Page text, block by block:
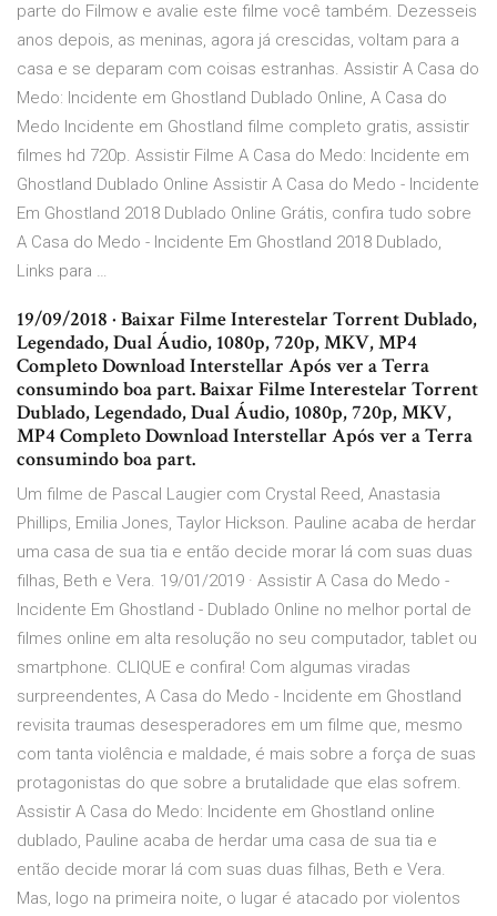
parte do Filmow e avalie este filme você também. Dezesseis
anos depois, as meninas, agora já crescidas, voltam para a
casa e se deparam com coisas estranhas. Assistir A Casa do
Medo: Incidente em Ghostland Dublado Online, A Casa do
Medo Incidente em Ghostland filme completo gratis, assistir
filmes hd 720p. Assistir Filme A Casa do Medo: Incidente em
Ghostland Dublado Online Assistir A Casa do Medo - Incidente
Em Ghostland 2018 Dublado Online Grátis, confira tudo sobre
A Casa do Medo - Incidente Em Ghostland 2018 Dublado,
Links para …
19/09/2018 · Baixar Filme Interestelar Torrent Dublado,
Legendado, Dual Áudio, 1080p, 720p, MKV, MP4
Completo Download Interstellar Após ver a Terra
consumindo boa part. Baixar Filme Interestelar Torrent
Dublado, Legendado, Dual Áudio, 1080p, 720p, MKV,
MP4 Completo Download Interstellar Após ver a Terra
consumindo boa part.
Um filme de Pascal Laugier com Crystal Reed, Anastasia
Phillips, Emilia Jones, Taylor Hickson. Pauline acaba de herdar
uma casa de sua tia e então decide morar lá com suas duas
filhas, Beth e Vera. 19/01/2019 · Assistir A Casa do Medo -
Incidente Em Ghostland - Dublado Online no melhor portal de
filmes online em alta resolução no seu computador, tablet ou
smartphone. CLIQUE e confira! Com algumas viradas
surpreendentes, A Casa do Medo - Incidente em Ghostland
revisita traumas desesperadores em um filme que, mesmo
com tanta violência e maldade, é mais sobre a força de suas
protagonistas do que sobre a brutalidade que elas sofrem.
Assistir A Casa do Medo: Incidente em Ghostland online
dublado, Pauline acaba de herdar uma casa de sua tia e
então decide morar lá com suas duas filhas, Beth e Vera.
Mas, logo na primeira noite, o lugar é atacado por violentos